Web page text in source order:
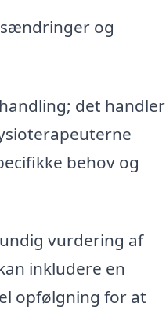
og
det handler
behov og
vurdering af
inkludere en
opfølgning for at